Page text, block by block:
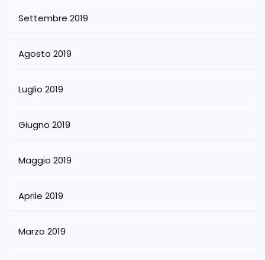
Settembre 2019
Agosto 2019
Luglio 2019
Giugno 2019
Maggio 2019
Aprile 2019
Marzo 2019